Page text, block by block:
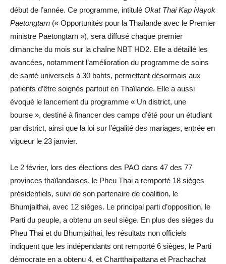
début de l’année. Ce programme, intitulé Okat Thai Kap Nayok
Paetongtarn (« Opportunités pour la Thaïlande avec le Premier
ministre Paetongtarn »), sera diffusé chaque premier
dimanche du mois sur la chaîne NBT HD2. Elle a détaillé les
avancées, notamment l’amélioration du programme de soins
de santé universels à 30 bahts, permettant désormais aux
patients d’être soignés partout en Thaïlande. Elle a aussi
évoqué le lancement du programme « Un district, une
bourse », destiné à financer des camps d’été pour un étudiant
par district, ainsi que la loi sur l’égalité des mariages, entrée en
vigueur le 23 janvier.
Le 2 février, lors des élections des PAO dans 47 des 77
provinces thaïlandaises, le Pheu Thai a remporté 18 sièges
présidentiels, suivi de son partenaire de coalition, le
Bhumjaithai, avec 12 sièges. Le principal parti d’opposition, le
Parti du peuple, a obtenu un seul siège. En plus des sièges du
Pheu Thai et du Bhumjaithai, les résultats non officiels
indiquent que les indépendants ont remporté 6 sièges, le Parti
démocrate en a obtenu 4, et Chartthaipattana et Prachachat